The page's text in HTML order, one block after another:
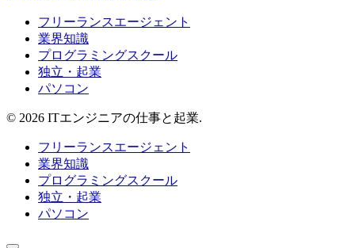
フリーランスエージェント
業界知識
プログラミングスクール
独立・起業
パソコン
© 2026 ITエンジニアの仕事と起業.
フリーランスエージェント
業界知識
プログラミングスクール
独立・起業
パソコン